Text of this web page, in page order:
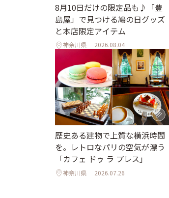
8月10日だけの限定品も♪「豊
島屋」で見つける鳩の日グッズ
と本店限定アイテム
神奈川県 2026.08.04
歴史ある建物で上質な横浜時間
を。レトロなパリの空気が漂う
「カフェ ドゥ ラ プレス」
神奈川県 2026.07.26